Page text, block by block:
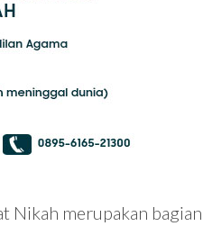
Nikah merupakan bagian